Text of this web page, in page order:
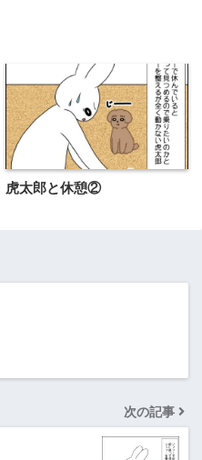
虎太郎と休憩②
次の記事